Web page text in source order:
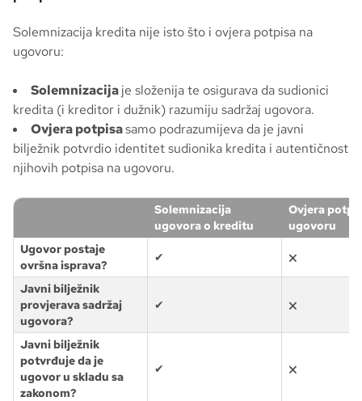
Solemnizacija kredita nije isto što i ovjera potpisa na
ugovoru:
Solemnizacijaje složenija te osigurava da sudionici
kredita (i kreditor i dužnik) razumiju sadržaj ugovora.
Ovjera potpisasamo podrazumijeva da je javni
bilježnik potvrdio identitet sudionika kredita i autentičnost
njihovih potpisa na ugovoru.
Solemnizacija
ugovora o kreditu
Ovjera
ugovoru
Ugovor postaje
ovršna isprava?
✔ 🗙
Javni bilježnik
provjerava sadržaj
ugovora?
✔ 🗙
Javni bilježnik
potvrđuje da je
ugovor u skladu sa
zakonom?
✔ 🗙